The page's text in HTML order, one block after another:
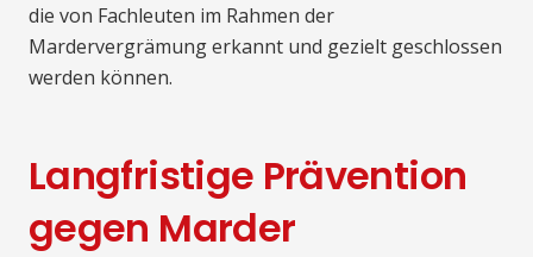
die von Fachleuten im Rahmen der
Mardervergrämung erkannt und gezielt geschlossen
werden können.
Langfristige Prävention
gegen Marder